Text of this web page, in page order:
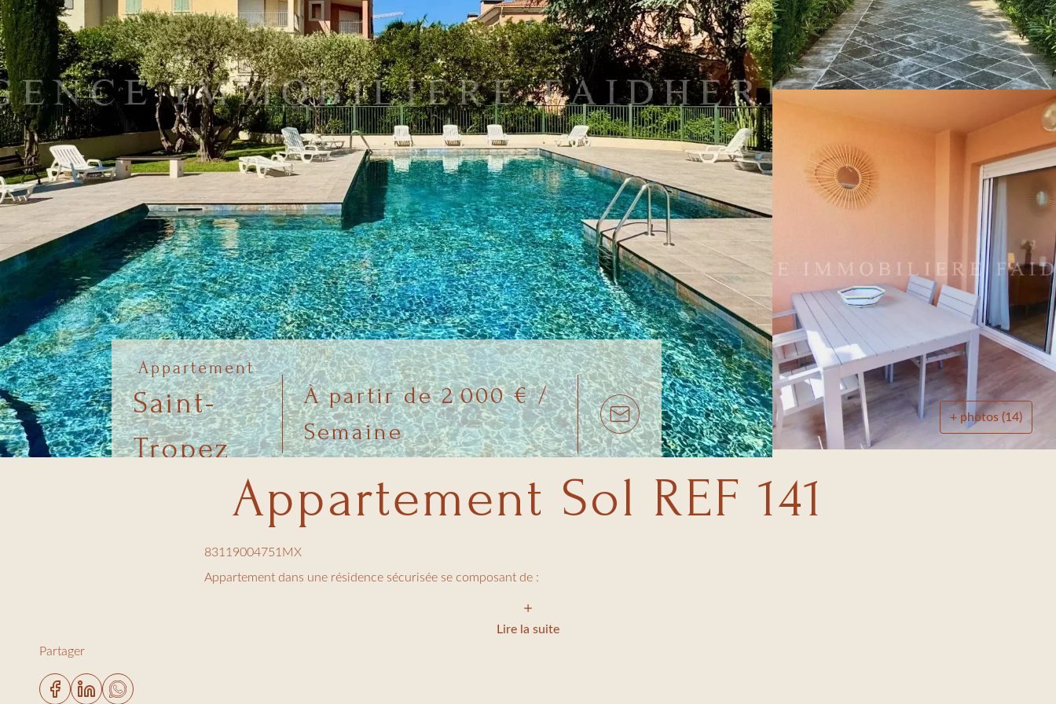
Appartement
Saint-
Tropez
À partir de 2 000 € /
Semaine
+ photos (14)
Appartement Sol REF 141
83119004751MX
Appartement dans une résidence sécurisée se composant de :
Une pièce à vivre ouverte sur coin salle à manger et cuisine toute équipée (lave vaisselle, four, micro ondes, cafetière…)
Lire la suite
Partager